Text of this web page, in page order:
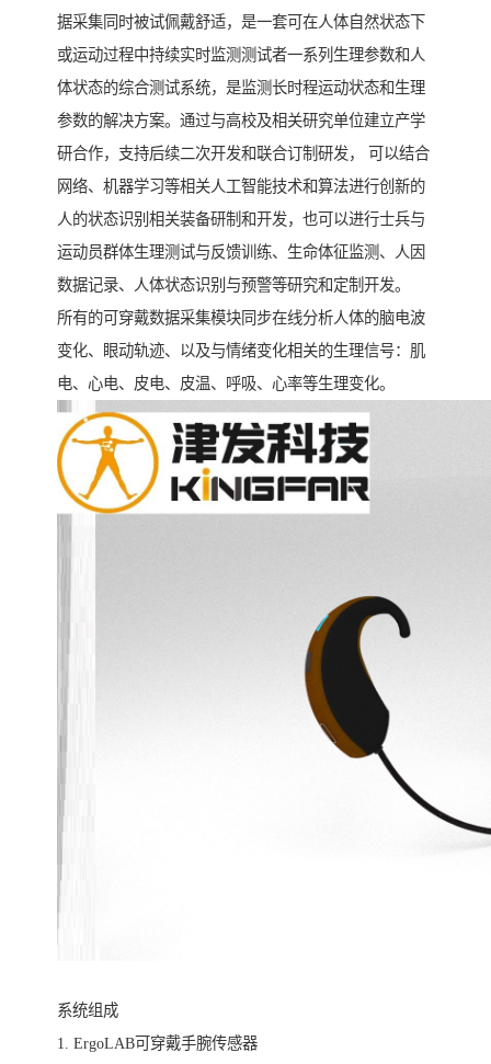
据采集同时被试佩戴舒适，是一套可在人体自然状态下
或运动过程中持续实时监测测试者一系列生理参数和人
体状态的综合测试系统，是监测长时程运动状态和生理
参数的解决方案。通过与高校及相关研究单位建立产学
研合作，支持后续二次开发和联合订制研发， 可以结合
网络、机器学习等相关人工智能技术和算法进行创新的
人的状态识别相关装备研制和开发，也可以进行士兵与
运动员群体生理测试与反馈训练、生命体征监测、人因
数据记录、人体状态识别与预警等研究和定制开发。
所有的可穿戴数据采集模块同步在线分析人体的脑电波
变化、眼动轨迹、以及与情绪变化相关的生理信号：肌
电、心电、皮电、皮温、呼吸、心率等生理变化。
系统组成
1. ErgoLAB可穿戴手腕传感器